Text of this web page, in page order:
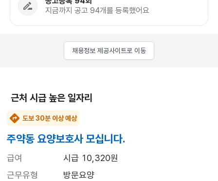
지금까지 공고 94개를 등록했어요
채용정보 제공사이트로 이동
근처 시급 높은 일자리
도보 30분 이상 예상
주약동 요양보호사 모십니다.
급여
시급 10,320원
근무유형
방문요양